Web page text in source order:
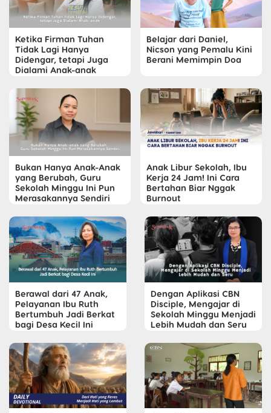
Ketika Firman Tuhan
Tidak Lagi Hanya
Didengar, tetapi Juga
Dialami Anak-anak
Belajar dari Daniel,
Nicson yang Pemalu Kini
Berani Memimpin Doa
Bukan Hanya Anak-Anak
yang Berubah, Guru
Sekolah Minggu Ini Pun
Merasakannya Sendiri
Anak Libur Sekolah, Ibu
Kerja 24 Jam! Ini Cara
Bertahan Biar Nggak
Burnout
Berawal dari 47 Anak,
Pelayanan Ibu Ruth
Bertumbuh Jadi Berkat
bagi Desa Kecil Ini
Dengan Aplikasi CBN
Disciple, Mengajar di
Sekolah Minggu Menjadi
Lebih Mudah dan Seru